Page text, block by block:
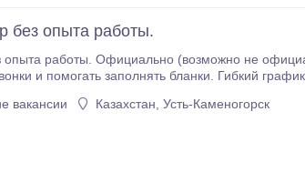
без опыта работы.
опыта работы. Официально (возможно не
и помогать заполнять бланки. Гибкий
вакансии Казахстан, Усть-Каменогорск